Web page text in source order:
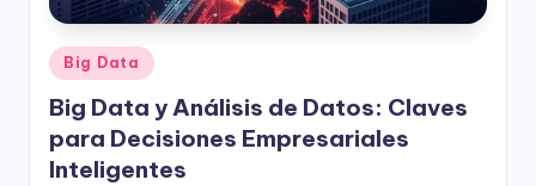
Publicado
en
Big Data
Big Data y Análisis de Datos: Claves
para Decisiones Empresariales
Inteligentes